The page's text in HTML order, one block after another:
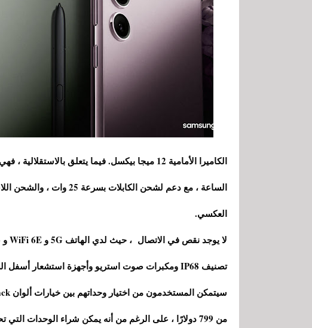
العكسي.
تصنيف IP68 ومكبرات صوت استريو وأجهزة استشعار أسفل الشاشة.
من 799 دولارًا ، على الرغم من أنه يمكن شراء الوحدات